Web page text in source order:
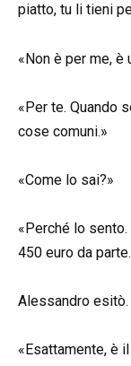
piatto, tu li tieni
«Non è per me, è
«Per te. Quando
cose comuni.»
«Come lo sai?»
«Perché lo sento.
450 euro da
Alessandro
«Esattamente, è il